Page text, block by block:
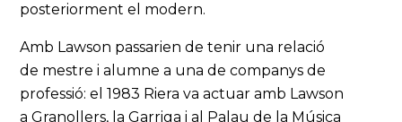
posteriorment el modern.
Amb Lawson passarien de tenir una relació
de mestre i alumne a una de companys de
professió: el 1983 Riera va actuar amb Lawson
a Granollers, la Garriga i al Palau de la Música